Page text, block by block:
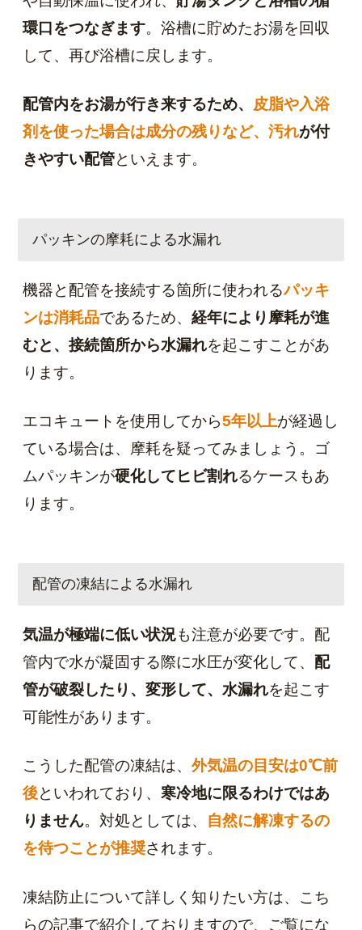
環口をつなぎます。浴槽に貯めたお湯を回収
して、再び浴槽に戻します。
配管内をお湯が行き来するため、 皮脂や入浴
剤を使った場合は成分の残りなど、汚れが付
きやすい配管といえます。
パッキンの摩耗による水漏れ
機器と配管を接続する箇所に使われるパッキ
ンは消耗品であるため、 経年により摩耗が進
むと、接続箇所から水漏れを起こすことがあ
ります。
エコキュートを使用してから5年以上が経過し
ている場合は、摩耗を疑ってみましょう。ゴ
ムパッキンが硬化してヒビ割れるケースもあ
ります。
配管の凍結による水漏れ
気温が極端に低い状況も注意が必要です。配
管内で水が凝固する際に水圧が変化して、 配
管が破裂したり、変形して、水漏れを起こす
可能性があります。
こうした配管の凍結は、 外気温の目安は0℃前
後といわれており、 寒冷地に限るわけではあ
りません。対処としては、
自然に解凍するの
を待つことが推奨されます。
凍結防止について詳しく知りたい方は、こち
らの記事で紹介しておりますので、ご覧にな